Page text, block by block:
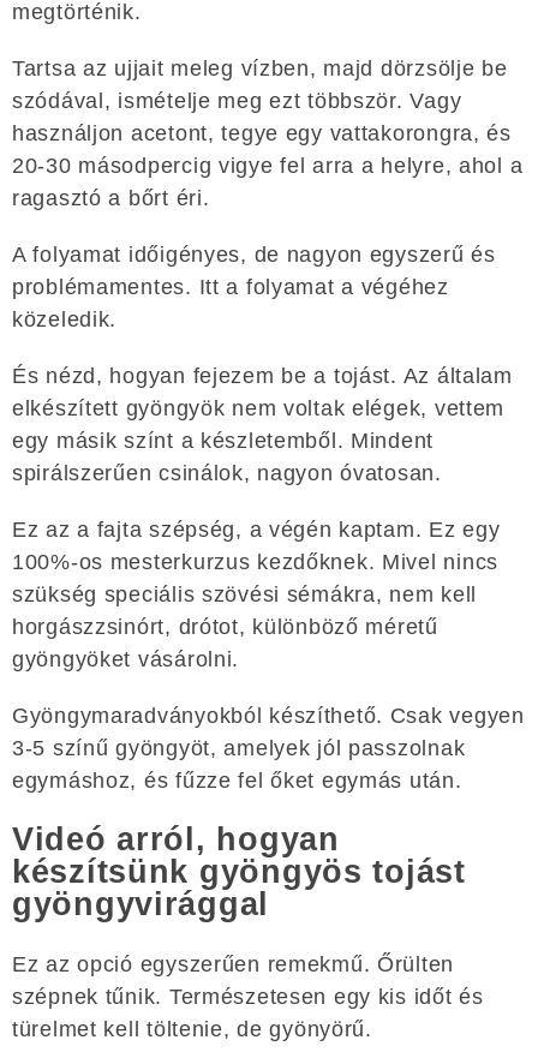
megtörténik.
Tartsa az ujjait meleg vízben, majd dörzsölje be
szódával, ismételje meg ezt többször. Vagy
használjon acetont, tegye egy vattakorongra, és
20-30 másodpercig vigye fel arra a helyre, ahol a
ragasztó a bőrt éri.
A folyamat időigényes, de nagyon egyszerű és
problémamentes. Itt a folyamat a végéhez
közeledik.
És nézd, hogyan fejezem be a tojást. Az általam
elkészített gyöngyök nem voltak elégek, vettem
egy másik színt a készletemből. Mindent
spirálszerűen csinálok, nagyon óvatosan.
Ez az a fajta szépség, a végén kaptam. Ez egy
100%-os mesterkurzus kezdőknek. Mivel nincs
szükség speciális szövési sémákra, nem kell
horgászzsinórt, drótot, különböző méretű
gyöngyöket vásárolni.
Gyöngymaradványokból készíthető. Csak vegyen
3-5 színű gyöngyöt, amelyek jól passzolnak
egymáshoz, és fűzze fel őket egymás után.
Videó arról, hogyan
készítsünk gyöngyös tojást
gyöngyvirággal
Ez az opció egyszerűen remekmű. Őrülten
szépnek tűnik. Természetesen egy kis időt és
türelmet kell töltenie, de gyönyörű.